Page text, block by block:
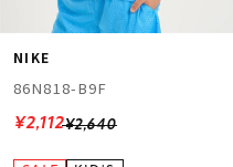
NIKE
86N818-B9F
¥2,640
¥2,112